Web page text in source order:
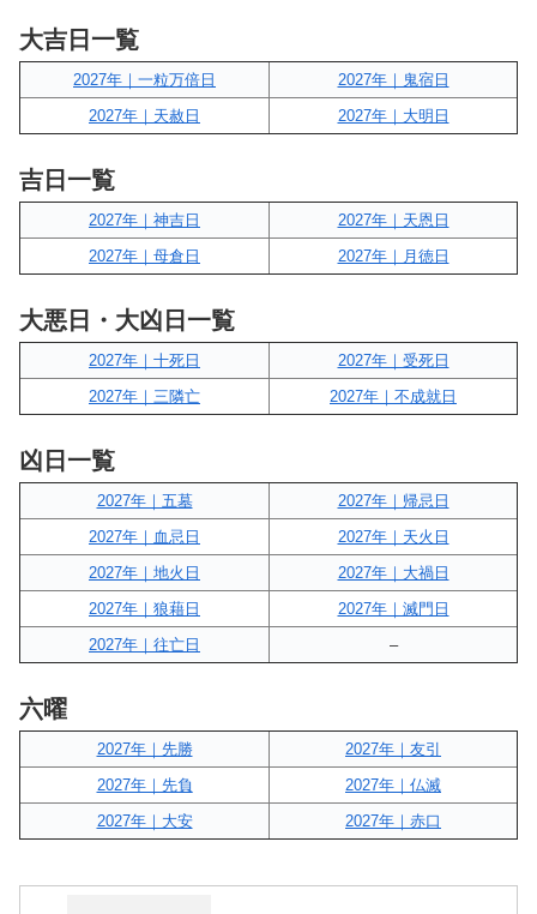
大吉日一覧
2027年｜一粒万倍日
2027年｜鬼宿日
2027年｜天赦日
2027年｜大明日
吉日一覧
2027年｜神吉日
2027年｜天恩日
2027年｜母倉日
2027年｜月徳日
大悪日・大凶日一覧
2027年｜十死日
2027年｜受死日
2027年｜三隣亡
2027年｜不成就日
凶日一覧
2027年｜五墓
2027年｜帰忌日
2027年｜血忌日
2027年｜天火日
2027年｜地火日
2027年｜大禍日
2027年｜狼藉日
2027年｜滅門日
2027年｜往亡日
–
六曜
2027年｜先勝
2027年｜友引
2027年｜先負
2027年｜仏滅
2027年｜大安
2027年｜赤口